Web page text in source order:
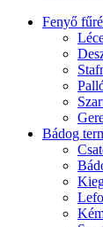
Fenyő
Bádog